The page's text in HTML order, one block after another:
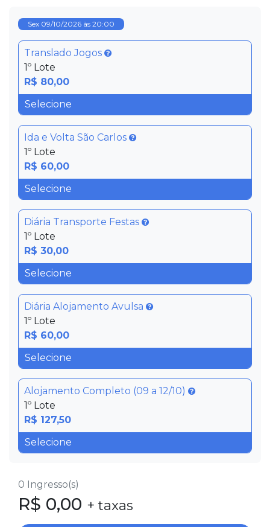
Sex 09/10/2026 às 20:00
Translado Jogos
1º Lote
R$ 80,00
Ida e Volta São Carlos
1º Lote
R$ 60,00
Diária Transporte Festas
1º Lote
R$ 30,00
Diária Alojamento Avulsa
1º Lote
R$ 60,00
Alojamento Completo (09 a 12/10)
1º Lote
R$ 127,50
0 Ingresso(s)
R$ 0,00 + taxas